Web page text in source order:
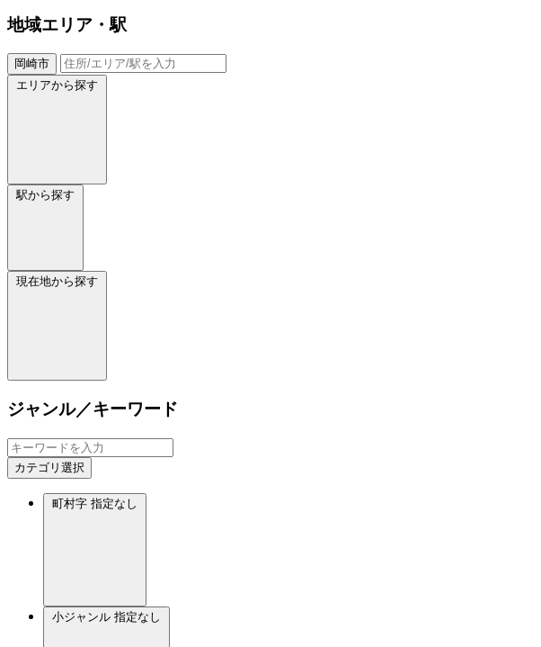
地域エリア・駅
岡崎市
エリアから探す
駅から探す
現在地から探す
ジャンル／キーワード
カテゴリ選択
町村字 指定なし
小ジャンル 指定なし